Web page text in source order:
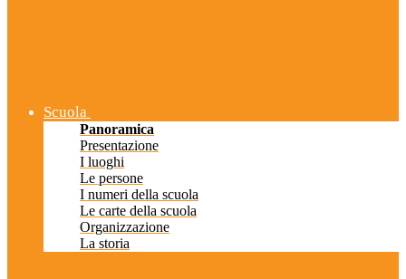
Scuola
Panoramica
Presentazione
I luoghi
Le persone
I numeri della scuola
Le carte della scuola
Organizzazione
La storia